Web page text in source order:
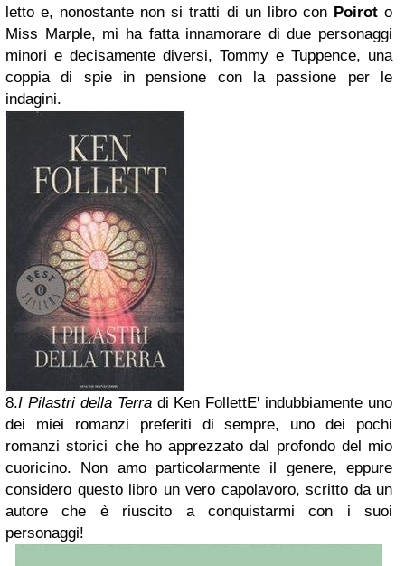
letto e, nonostante non si tratti di un libro con Poiroto
Miss Marple, mi ha fatta innamorare di due personaggi
minori e decisamente diversi, Tommy e Tuppence, una
coppia di spie in pensione con la passione per le
indagini.
8.I Pilastri della Terra di Ken FollettE' indubbiamente uno
dei miei romanzi preferiti di sempre, uno dei pochi
romanzi storici che ho apprezzato dal profondo del mio
cuoricino. Non amo particolarmente il genere, eppure
considero questo libro un vero capolavoro, scritto da un
autore che è riuscito a conquistarmi con i suoi
personaggi!